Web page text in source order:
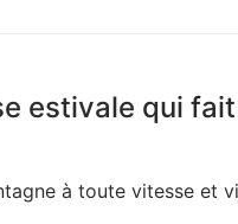
estivale qui fait
à toute vitesse et